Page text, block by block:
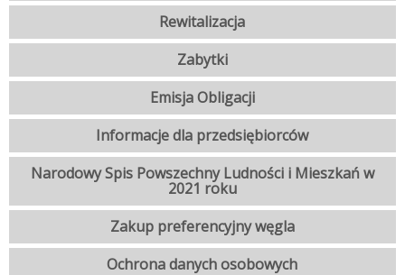
Rewitalizacja
Zabytki
Emisja Obligacji
Informacje dla przedsiębiorców
Narodowy Spis Powszechny Ludności i Mieszkań w
2021 roku
Zakup preferencyjny węgla
Ochrona danych osobowych